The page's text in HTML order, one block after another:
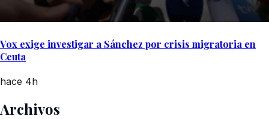
Vox exige investigar a Sánchez por crisis migratoria en
Ceuta
hace 4h
Archivos